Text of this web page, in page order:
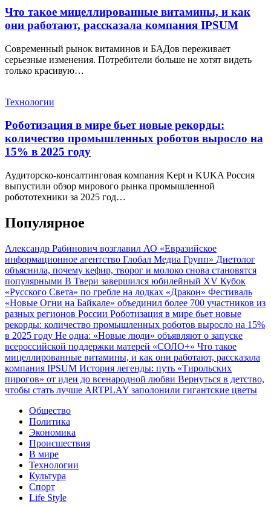
Что такое мицеллированные витамины, и как
они работают, рассказала компания IPSUM
Современный рынок витаминов и БАДов переживает
серьезные изменения. Потребители больше не хотят видеть
только красивую…
Технологии
Роботизация в мире бьет новые рекорды:
количество промышленных роботов выросло на
15% в 2025 году
Аудиторско-консалтинговая компания Kept и KUKA Россия
выпустили обзор мирового рынка промышленной
робототехники за 2025 год…
Популярное
Александр Рабинович возглавил АО «Евразийское
информационное агентство Глобал Медиа Групп» Диетолог
объяснила, почему кефир, творог и молоко снова становятся
популярными В Твери завершился юбилейный XV Кубок
«Русского Света» по гребле на лодках «Дракон» Фестиваль
«Новые Огни на Байкале» объединил более 700 участников из
разных регионов России Роботизация в мире бьет новые
рекорды: количество промышленных роботов выросло на 15%
в 2025 году Не одна: «Новые люди» объявляют о запуске
всероссийской поддержки матерей «СОЛО+» Что такое
мицеллированные витамины, и как они работают, рассказала
компания IPSUM История легенды: путь «Тирольских
пирогов» от идеи до всенародной любви Вернуться в детство,
чтобы стать лучше ARTPLAY заполонили гигантские цветы
Общество
Политика
Экономика
Происшествия
В мире
Технологии
Культура
Спорт
Life Style